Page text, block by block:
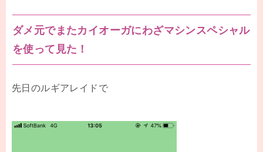
ダメ元でまたカイオーガにわざマシンスペシャル
を使って見た！
先日のルギアレイドで